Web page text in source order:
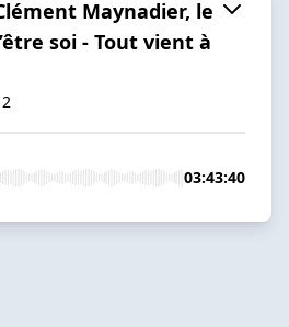
Maynadier, le
soi - Tout vient à
03:43:40